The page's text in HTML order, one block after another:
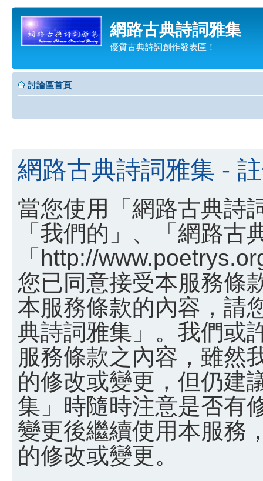
網路古典詩詞雅集
優質古典詩詞創作發表區！
討論區首頁
網路古典詩詞雅集 -
當您使用「網路古典詩
「我們的」、「網路古
「http://
您已同意接受本服務條
本服務條款的內容，請
典詩詞雅集」。我們或
服務條款之內容，雖然
的修改或變更，但仍建
集」時隨時注意是否有
變更後繼續使用本服務
的修改或變更。